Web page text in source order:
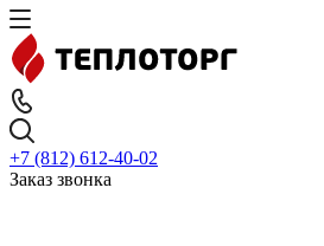
+7 (812) 612-40-02
Заказ звонка